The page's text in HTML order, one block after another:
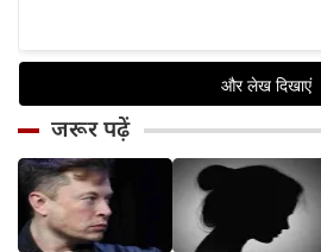
जरूर पढ़ें